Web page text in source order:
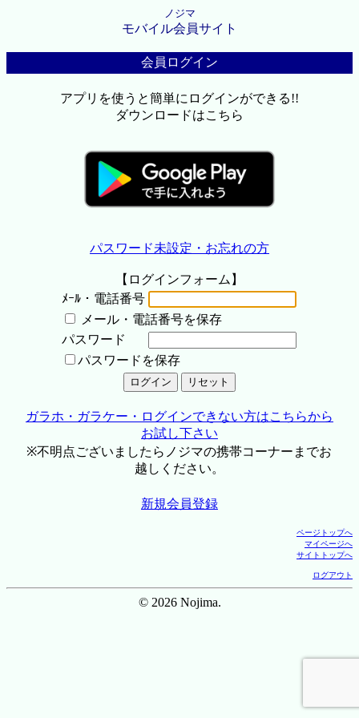
ノジマ
モバイル会員サイト
会員ログイン
アプリを使うと簡単にログインができる!!
ダウンロードはこちら
パスワード未設定・お忘れの方
【ログインフォーム】
ﾒｰﾙ・電話番号
メール・電話番号を保存
パスワード
パスワードを保存
ガラホ・ガラケー・ログインできない方はこちらから
お試し下さい
※不明点ございましたらノジマの携帯コーナーまでお
越しください。
新規会員登録
ページトップへ
マイページへ
サイトトップへ
ログアウト
© 2026 Nojima.